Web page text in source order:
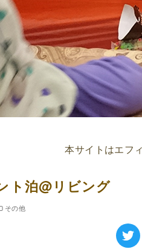
本サイトはエフ
ト泊@リビング
その他